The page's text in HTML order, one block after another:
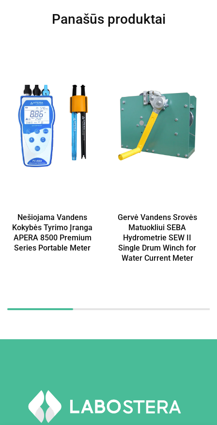
Panašūs produktai
Nešiojama Vandens
Kokybės Tyrimo Įranga
APERA 8500 Premium
Series Portable Meter
Gervė Vandens Srovės
Matuokliui SEBA
Hydrometrie SEW II
Single Drum Winch for
Water Current Meter